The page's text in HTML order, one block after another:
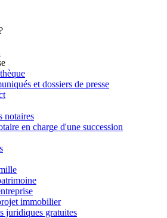
et dossiers de presse
notaires
en charge d'une succession
immobilier
juridiques gratuites